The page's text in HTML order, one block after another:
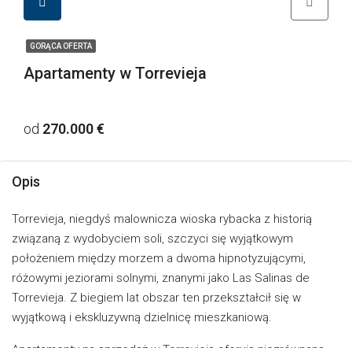
GORĄCA OFERTA
Apartamenty w Torrevieja
od 270.000 €
Opis
Torrevieja, niegdyś malownicza wioska rybacka z historią
związaną z wydobyciem soli, szczyci się wyjątkowym
położeniem między morzem a dwoma hipnotyzującymi,
różowymi jeziorami solnymi, znanymi jako Las Salinas de
Torrevieja. Z biegiem lat obszar ten przekształcił się w
wyjątkową i ekskluzywną dzielnicę mieszkaniową.